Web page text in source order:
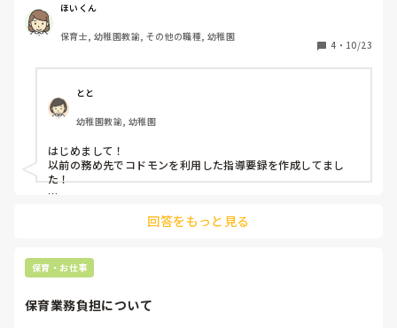
一から自分で書かなくても、選んだり、調整したりするだけ
で要録が完成するなら、どれだけ楽になることか、、、と。
使ったことある方いますか？
知っていること、教えてください。
ほいくん
保育士, 幼稚園教諭, その他の職種, 幼稚園
4 ・ 10/23
とと
幼稚園教諭, 幼稚園
はじめまして！
以前の務め先でコドモンを利用した指導要録を作成してまし
た！
なってるかと思いますが…参考に🌟
また、自分が考えたねらいや文章をテンプレートにして、ペー
スト出来る機能もありました！
ただ、1人ひとり成長が違うのに、文章が似てしまいやすくな
回答をもっと見る
保育・お仕事
保育業務負担について